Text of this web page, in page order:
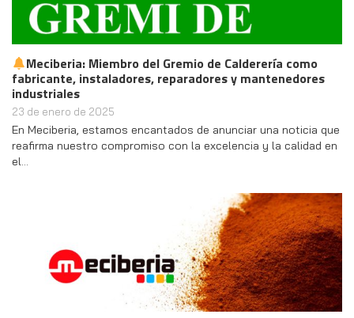
Meciberia: Miembro del Gremio de Calderería como
fabricante, instaladores, reparadores y mantenedores
industriales
23 de enero de 2025
En Meciberia, estamos encantados de anunciar una noticia que
reafirma nuestro compromiso con la excelencia y la calidad en
el…